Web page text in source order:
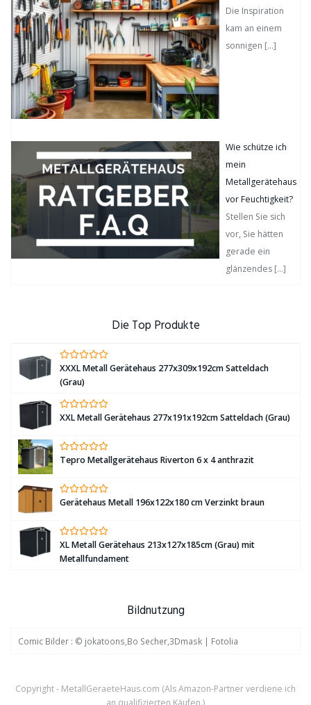
Die Inspiration
kam an einem
sonnigen […]
Wie schütze ich
mein
Metallgerätehaus
vor Feuchtigkeit?
Stellen Sie sich
vor, Sie hätten
gerade ein
glänzendes […]
Die Top Produkte
XXXL Metall Gerätehaus 277x309x192cm Satteldach
(Grau)
XXL Metall Gerätehaus 277x191x192cm Satteldach (Grau)
Tepro Metallgerätehaus Riverton 6 x 4 anthrazit
Gerätehaus Metall 196x122x180 cm Verzinkt braun
XL Metall Gerätehaus 213x127x185cm (Grau) mit
Metallfundament
Bildnutzung
Comic Bilder : © jokatoons,Bo Secher,3Dmask | Fotolia
Copyright - MetallGeraeteHaus.com (Als Amazon-Partner verdiene ich
an qualifizierten Käufen.)